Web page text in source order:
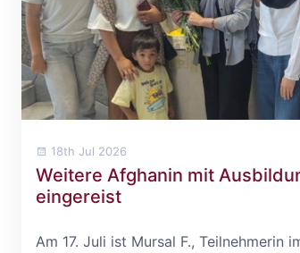
18th Jul 2026
Weitere Afghanin mit
eingereist
Am 17. Juli ist Mursal F., Teilnehmerin